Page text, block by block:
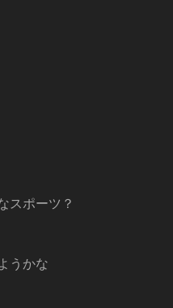
スポーツ？
うかな